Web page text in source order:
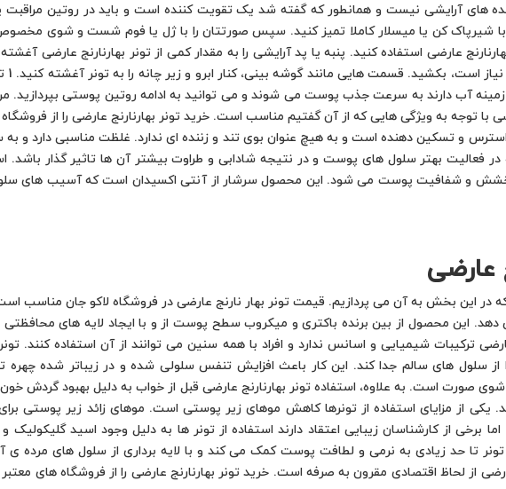
های آرایشی نیست و همانطور که گفته شد یک تقویت کننده است و باید در روتین مراقبت
را با شیرپاک کن یا میسلار کاملا تمیز کنید. سپس صورتتان را با ژل یا فوم شست و شوی
عارضی استفاده کنید. پنبه یا پد آرایشی را به مقدار کمی از تونر بهارنارنج عارضی
آب دارند به سرعت جذب پوست می شوند و می توانید به ادامه روتین پوستی بپردازید.
با توجه به ویژگی هایی که از آن گفتیم مناسب است. خرید تونر بهارنارنج عارضی را از
و تسکین دهنده است و به هیچ عنوان بوی تند و زننده ای ندارد. غلظت مناسبی
در فعالیت بهتر سلول های پوست و در نتیجه شادابی و طراوت بیشتر آن ها تاثیر گذار باشد.
شفافیت پوست می شود. این محصول سرشار از آنتی اکسیدان است که آسیب های سلولی را
عارضی
که در این بخش به آن می پردازیم. قیمت تونر بهار نارنج عارضی در فروشگاه لاکو جان مناسب
این محصول از بین برنده باکتری و میکروب سطح پوست از و با ایجاد لایه های محافظتی
ترکیبات شیمیایی و اسانس ندارد و افراد با همه سنین می توانند از آن استفاده کنند.
سلول های سالم جدا کند. این کار باعث افزایش تنفس سلولی شده و در زیباتر شده چهره
صورت است. به علاوه، استفاده تونر بهارنارنج عارضی قبل از خواب به دلیل بهبود گردش
از مزایای استفاده از تونرها کاهش موهای زیر پوستی است. موهای زائد زیر پوستی برای
برخی از کارشناسان زیبایی اعتقاد دارند استفاده از تونر ها به دلیل وجود اسید
تا حد زیادی به نرمی و لطافت پوست کمک می کند و با لایه برداری از سلول های مرده ی
از لحاظ اقتصادی مقرون به صرفه است. خرید تونر بهارنارنج عارضی را از فروشگاه های